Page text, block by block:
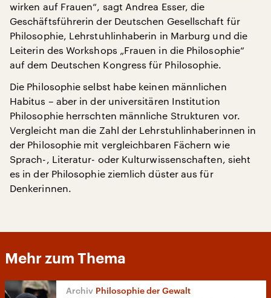
wirken auf Frauen“, sagt Andrea Esser, die
Geschäftsführerin der Deutschen Gesellschaft für
Philosophie, Lehrstuhlinhaberin in Marburg und die
Leiterin des Workshops „Frauen in die Philosophie“
auf dem Deutschen Kongress für Philosophie.
Die Philosophie selbst habe keinen männlichen
Habitus – aber in der universitären Institution
Philosophie herrschten männliche Strukturen vor.
Vergleicht man die Zahl der Lehrstuhlinhaberinnen in
der Philosophie mit vergleichbaren Fächern wie
Sprach-, Literatur- oder Kulturwissenschaften, sieht
es in der Philosophie ziemlich düster aus für
Denkerinnen.
Mehr zum Thema
Philosophie der Gewalt